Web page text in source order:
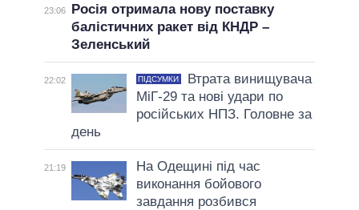
23:06
Росія отримала нову поставку
балістичних ракет від КНДР –
Зеленський
22:02 ПІДСУМКИ
Втрата винищувача
МіГ-29 та нові удари по
російських НПЗ. Головне за
день
21:19
На Одещині під час
виконання бойового
завдання розбився